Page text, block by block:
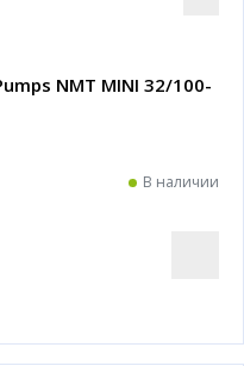
NMT MINI 32/100-
В наличии